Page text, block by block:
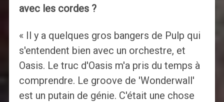
avec les cordes ?
« Il y a quelques gros bangers de Pulp qui
s'entendent bien avec un orchestre, et
Oasis. Le truc d'Oasis m'a pris du temps à
comprendre. Le groove de 'Wonderwall'
est un putain de génie. C'était une chose